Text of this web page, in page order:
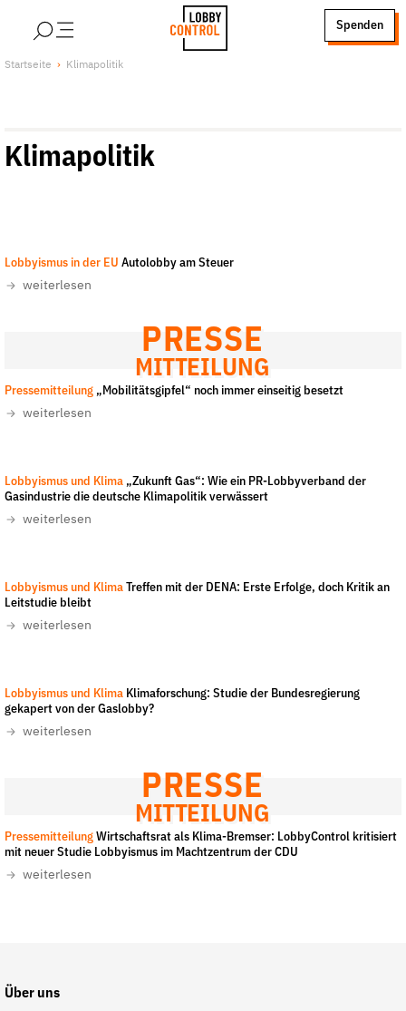
Spenden
Über uns
Finanzierung
Unsere Schwerpunkte
Macht der Digitalkonzerne
Spenden & Fördern
Fördermitglied werden
Bußgelder und Geldauflagen
Presse
Impressum
der
Website
Folge Uns
FacebookMastodon
BlueskyInstagram
YoutubeLinkedIn
Startseite Klimapolitik
Klimapolitik
Lobbyismus in der EU Autolobby am Steuer
weiterlesen
PRESSE
MITTEILUNG
Pressemitteilung „Mobilitätsgipfel“ noch immer einseitig besetzt
weiterlesen
Lobbyismus und Klima „Zukunft Gas“: Wie ein PR-Lobbyverband der
Gasindustrie die deutsche Klimapolitik verwässert
weiterlesen
Lobbyismus und Klima Treffen mit der DENA: Erste Erfolge, doch Kritik an
Leitstudie bleibt
weiterlesen
Lobbyismus und Klima Klimaforschung: Studie der Bundesregierung
gekapert von der Gaslobby?
weiterlesen
PRESSE
MITTEILUNG
Pressemitteilung Wirtschaftsrat als Klima-Bremser: LobbyControl kritisiert
mit neuer Studie Lobbyismus im Machtzentrum der CDU
weiterlesen
Über uns